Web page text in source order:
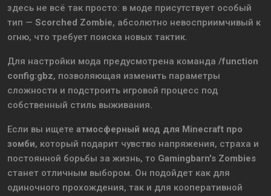
здесь не всё так просто: в моде присутствует особый
тип — Scorched Zombie, абсолютно невосприимчивый к
огню, что требует поиска новых тактик.
Для настройки мода предусмотрена команда /function
config:gbz, позволяющая изменить параметры
сложности и подстроить игровой процесс под
собственный стиль выживания.
Если вы ищете атмосферный мод для Minecraft про
зомби, который подарит чувство напряжения, страха и
постоянной борьбы за жизнь, то Gamingbarn's Zombies
станет отличным выбором. Он подойдет как для
одиночного прохождения, так и для кооперативной